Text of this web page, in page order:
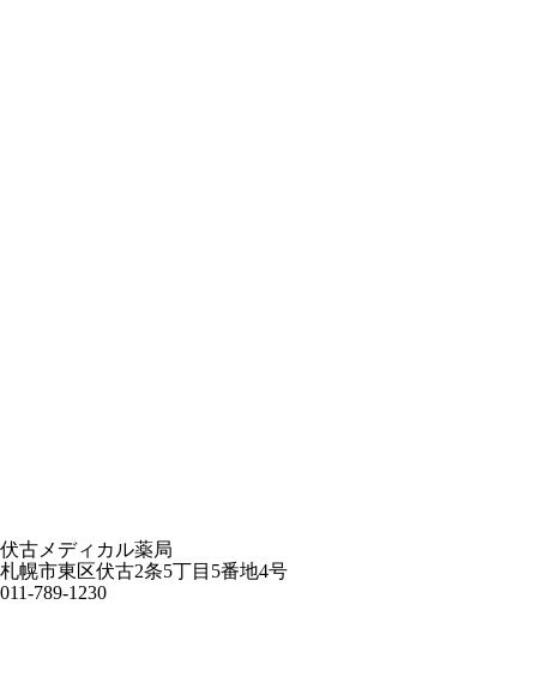
伏古メディカル薬局
札幌市東区伏古2条5丁目5番地4号
011-789-1230